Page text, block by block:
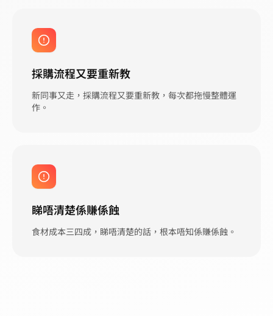
採購流程又要重新教
新同事又走，採購流程又要重新教，每次都拖慢整體運
作。
睇唔清楚係賺係蝕
食材成本三四成，睇唔清楚的話，根本唔知係賺係蝕。